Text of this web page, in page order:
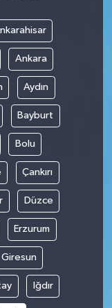
Ankara
Aydın
Bayburt
Bolu
Çankırı
Düzce
Erzurum
Giresun
Iğdır